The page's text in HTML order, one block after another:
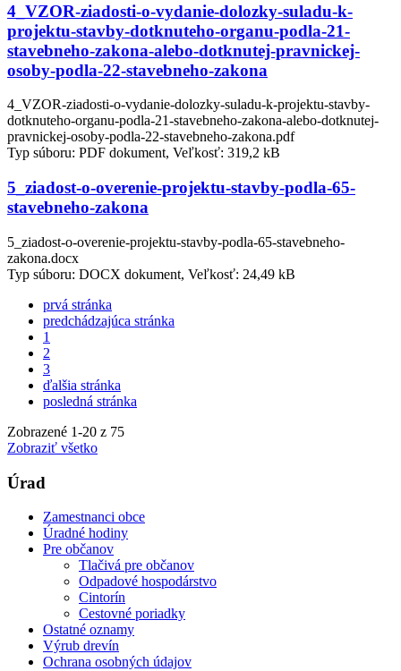
4_VZOR-ziadosti-o-vydanie-dolozky-suladu-k-
projektu-stavby-dotknuteho-organu-podla-21-
stavebneho-zakona-alebo-dotknutej-pravnickej-
osoby-podla-22-stavebneho-zakona
4_VZOR-ziadosti-o-vydanie-dolozky-suladu-k-projektu-stavby-
dotknuteho-organu-podla-21-stavebneho-zakona-alebo-dotknutej-
pravnickej-osoby-podla-22-stavebneho-zakona.pdf
Typ súboru: PDF dokument, Veľkosť: 319,2 kB
5_ziadost-o-overenie-projektu-stavby-podla-65-
stavebneho-zakona
5_ziadost-o-overenie-projektu-stavby-podla-65-stavebneho-
zakona.docx
Typ súboru: DOCX dokument, Veľkosť: 24,49 kB
prvá stránka
predchádzajúca stránka
1
2
3
ďalšia stránka
posledná stránka
Zobrazené 1-20 z 75
Zobraziť všetko
Úrad
Zamestnanci obce
Úradné hodiny
Pre občanov
Tlačivá pre občanov
Odpadové hospodárstvo
Cintorín
Cestovné poriadky
Ostatné oznamy
Výrub drevín
Ochrana osobných údajov